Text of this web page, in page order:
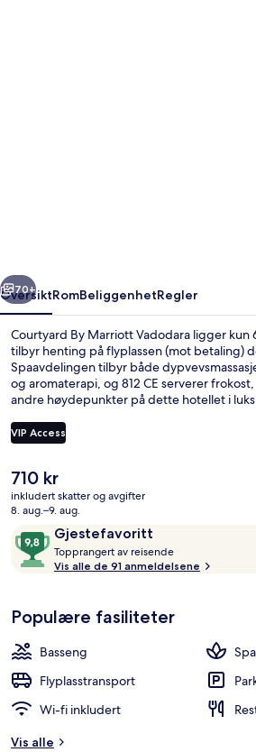
Neste
70+
OversiktRomBeliggenhetRegler
Courtyard By Marriott Vadodara ligger kun
tilbyr henting på flyplassen (mot betaling)
Spaavdelingen tilbyr både
og aromaterapi, og 812 CE serverer
andre høydepunkter på dette hotellet i
VIP Access
Den
nåværende
prisen
710 kr
710 kr
inkludert skatter og avgifter
8. aug.–9. aug.
AnmeldelserGjestefavoritt
9,8
av
10,
Topprangert av reisende
o
Vis alle de 91 anmeldelsene
Populære fasiliteter
Basseng
Spa
Flyplasstransport
Wi-fi inkludert
Vis alle